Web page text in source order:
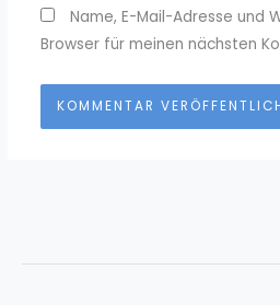
Name, E-Mail-Adresse und
Browser für meinen nächsten